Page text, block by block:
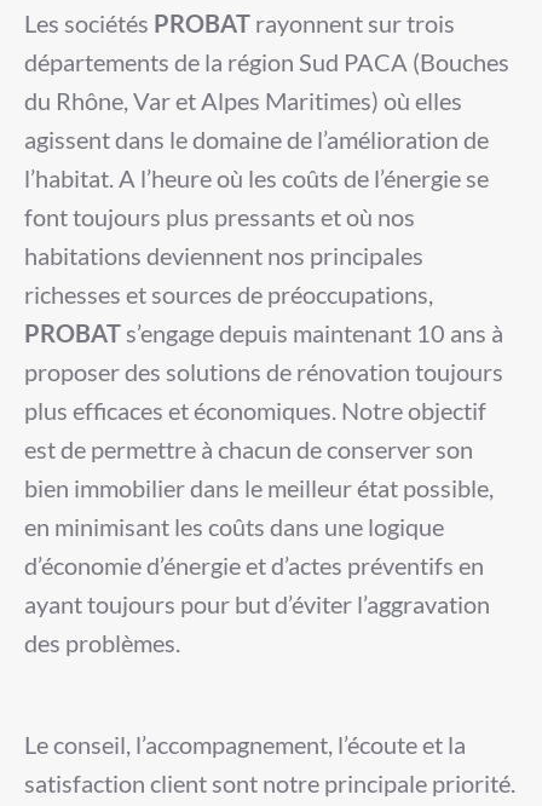
Les sociétés PROBAT rayonnent sur trois
départements de la région Sud PACA (Bouches
du Rhône, Var et Alpes Maritimes) où elles
agissent dans le domaine de l’amélioration de
l’habitat. A l’heure où les coûts de l’énergie se
font toujours plus pressants et où nos
habitations deviennent nos principales
richesses et sources de préoccupations,
PROBAT s’engage depuis maintenant 10 ans à
proposer des solutions de rénovation toujours
plus efficaces et économiques. Notre objectif
est de permettre à chacun de conserver son
bien immobilierdans le meilleur état possible,
en minimisant les coûts dans une logique
d’économie d’énergie et d’actes préventifs en
ayant toujours pour but d’éviter l’aggravation
des problèmes.
Le conseil, l’accompagnement, l’écoute et la
satisfaction client sont notre principale priorité.